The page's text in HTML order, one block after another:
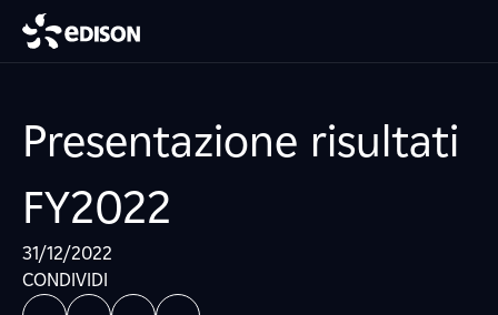
Presentazione risultati
FY2022
31/12/2022
CONDIVIDI